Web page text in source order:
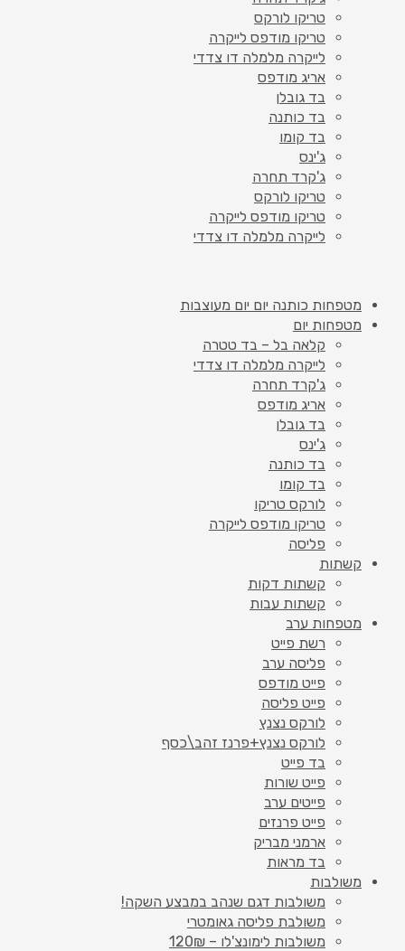
טריקו לורקס
טריקו מודפס לייקרה
לייקרה מלמלה דו צדדי
אריג מודפס
בד גובלן
בד כותנה
בד קומו
ג'ינס
ג'קרד תחרה
טריקו לורקס
טריקו מודפס לייקרה
לייקרה מלמלה דו צדדי
מטפחות כותנה יום יום מעוצבות
מטפחות יום
קלאה בל – בד טטרה
לייקרה מלמלה דו צדדי
ג'קרד תחרה
אריג מודפס
בד גובלן
ג'ינס
בד כותנה
בד קומו
לורקס טריקו
טריקו מודפס לייקרה
פליסה
קשתות
קשתות דקות
קשתות עבות
מטפחות ערב
רשת פייט
פליסה ערב
פייט מודפס
פייט פליסה
לורקס נצנץ
לורקס נצנץ+פרנז זהב\כסף
בד פייט
פייט שורות
פייטים ערב
פייט פרנזים
ארמני מבריק
בד מראות
משולבות
משולבות דגם שנהב במבצע השקה!
משולבת פליסה גאומטרי
משולבות לימונצ'לו – 120₪